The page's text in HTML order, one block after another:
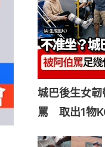
城巴後生女
罵 取出1物